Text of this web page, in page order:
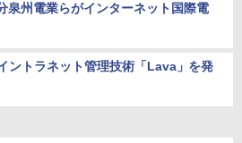
泉州電業らがインターネット国際電
トラネット管理技術「Lava」を発